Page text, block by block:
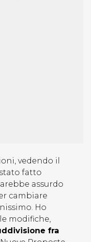
vedendo il
fatto
assurdo
cambiare
Ho
modifiche,
fra